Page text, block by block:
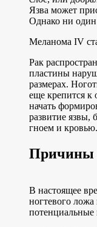
Язва может
Однако ни один
Меланома IV
Рак
пластины
размерах.
еще крепится
начать
развитие язвы,
гноем и кровью.
Причины
В настоящее
ногтевого ложа